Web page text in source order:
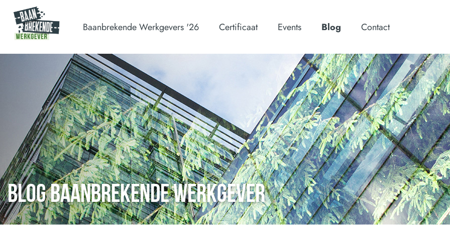
Baanbrekende Werkgevers '26 Certificaat Events Blog Contact
BLOG BAANBREKENDE WERKGEVER